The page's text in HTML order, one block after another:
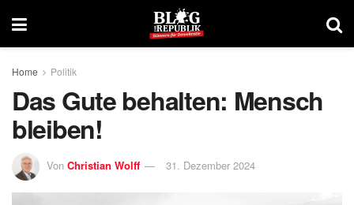
Home Politik
Das Gute behalten: Mensch
bleiben!
Von Christian Wolff 31. Dezember 2024